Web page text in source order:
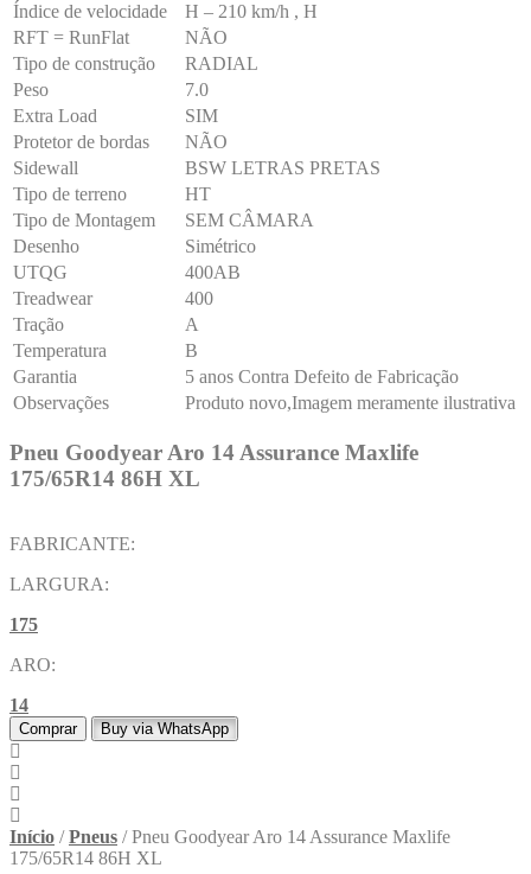
Índice de velocidade
H – 210 km/h , H
RFT = RunFlat
NÃO
Tipo de construção
RADIAL
Peso
7.0
Extra Load
SIM
Protetor de bordas
NÃO
Sidewall
BSW LETRAS PRETAS
Tipo de terreno
HT
Tipo de Montagem
SEM CÂMARA
Desenho
Simétrico
UTQG
400AB
Treadwear
400
Tração
A
Temperatura
B
Garantia
5 anos Contra Defeito de Fabricação
Observações
Produto novo,Imagem meramente ilustrativa
Pneu Goodyear Aro 14 Assurance Maxlife
175/65R14 86H XL
FABRICANTE:
LARGURA:
175
ARO:
14
Comprar Buy via WhatsApp
Início /Pneus / Pneu Goodyear Aro 14 Assurance Maxlife
175/65R14 86H XL